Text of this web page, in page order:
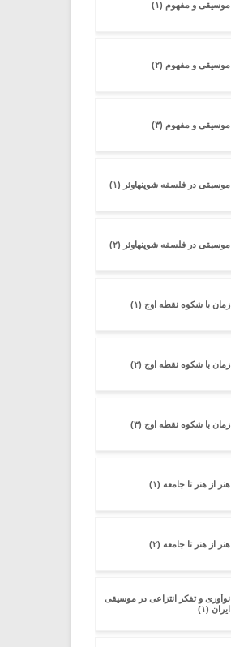
موسیقی و مفهوم (۱)
موسیقی و مفهوم (۲)
موسیقی و مفهوم (۳)
موسیقی در فلسفه شوپنهاوئر (۱)
موسیقی در فلسفه شوپنهاوئر (۲)
زمان با شکوه نقطه اوج (۱)
زمان با شکوه نقطه اوج (۲)
زمان با شکوه نقطه اوج (۳)
هنر از هنر تا جامعه (۱)
هنر از هنر تا جامعه (۲)
نوآوری و تفکر انتزاعی در موسیقی
ایران (۱)